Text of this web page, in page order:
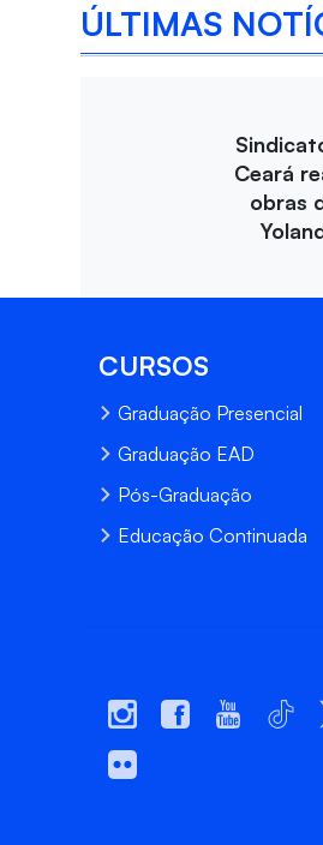
ÚLTIMAS
Ceará
obras
CURSOS
Graduação Presencial
Graduação EAD
Pós-Graduação
Educação Continuada